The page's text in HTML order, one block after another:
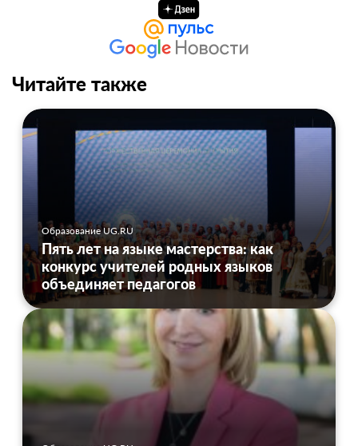
Читайте также
Образование UG.RU
Пять лет на языке мастерства: как
конкурс учителей родных языков
объединяет педагогов